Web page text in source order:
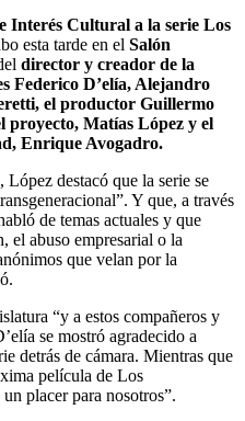
Interés Cultural a la serie Los
esta tarde en el Salón
director y creador de la
Federico D’elía, Alejandro
el productor Guillermo
proyecto, Matías López y el
Enrique Avogadro.
destacó que la serie se
Y que, a través
de temas actuales y que
el abuso empresarial o la
que velan por la
“y a estos compañeros y
se mostró agradecido a
detrás de cámara. Mientras que
película de Los
placer para nosotros”.